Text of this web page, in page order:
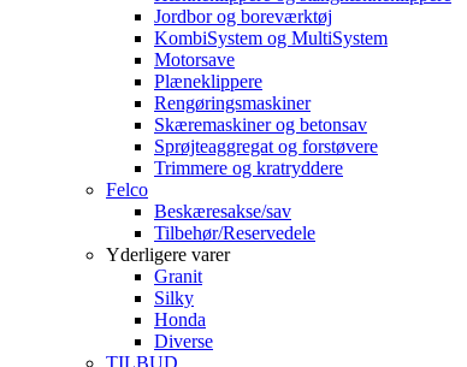
Jordbor og boreværktøj
KombiSystem og MultiSystem
Motorsave
Plæneklippere
Rengøringsmaskiner
Skæremaskiner og betonsav
Sprøjteaggregat og forstøvere
Trimmere og kratryddere
Felco
Beskæresakse/sav
Tilbehør/Reservedele
Yderligere varer
Granit
Silky
Honda
Diverse
TILBUD